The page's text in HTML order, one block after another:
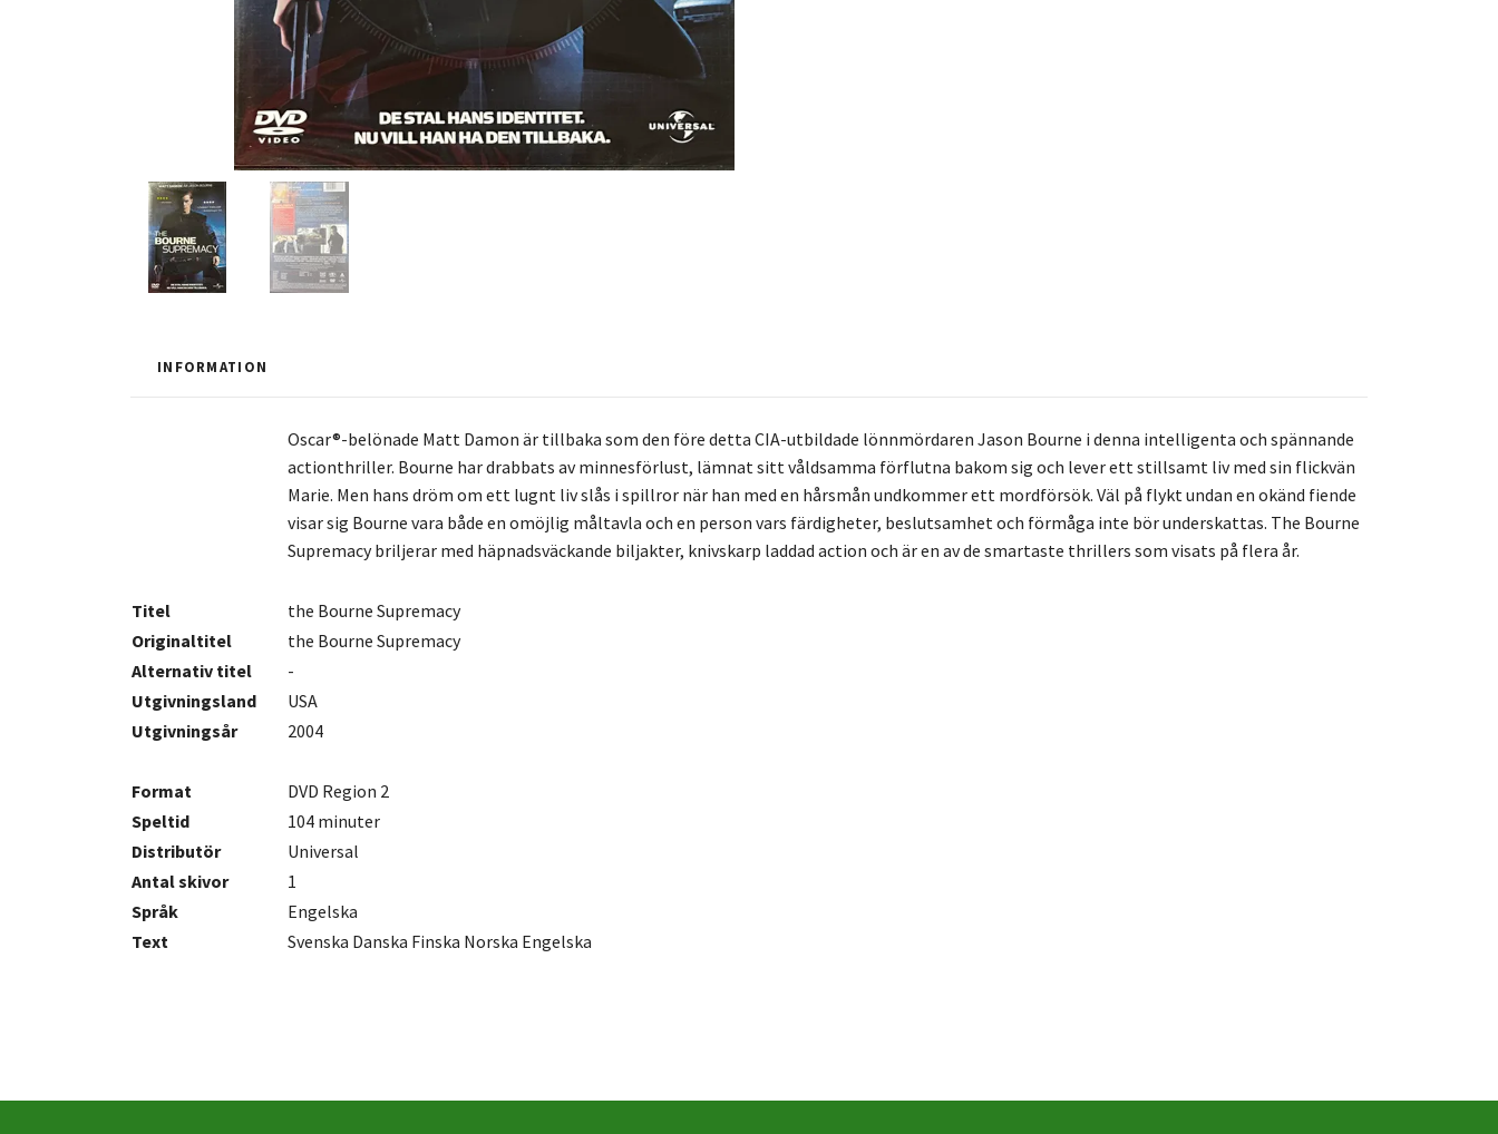
INFORMATION
Oscar®-belönade Matt Damon är tillbaka som den före detta CIA-utbildade lönnmördaren Jason Bourne i denna intelligenta och spännande
actionthriller. Bourne har drabbats av minnesförlust, lämnat sitt våldsamma förflutna bakom sig och lever ett stillsamt liv med sin flickvän
Marie. Men hans dröm om ett lugnt liv slås i spillror när han med en hårsmån undkommer ett mordförsök. Väl på flykt undan en okänd fiende
visar sig Bourne vara både en omöjlig måltavla och en person vars färdigheter, beslutsamhet och förmåga inte bör underskattas. The Bourne
Supremacy briljerar med häpnadsväckande biljakter, knivskarp laddad action och är en av de smartaste thrillers som visats på flera år.
Titel
the Bourne Supremacy
Originaltitel
the Bourne Supremacy
Alternativ titel
-
Utgivningsland
USA
Utgivningsår
2004
Format
DVD Region 2
Speltid
104 minuter
Distributör
Universal
Antalskivor
1
Språk
Engelska
Text
Svenska Danska Finska Norska Engelska